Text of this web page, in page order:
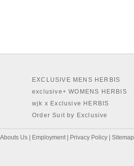
EXCLUSIVE MENS HERBIS
exclusive+ WOMENS HERBIS
wjk x Exclusive HERBIS
Order Suit by Exclusive
Abouts Us Employment| Privacy Policy Sitemap